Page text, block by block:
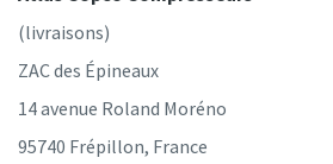
(livraisons)
ZAC des Épineaux
14 avenue Roland Moréno
95740 Frépillon, France